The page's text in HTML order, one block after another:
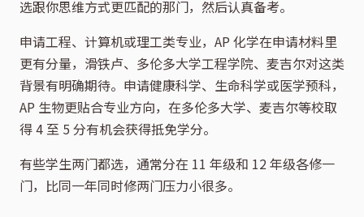
选跟你思维方式更匹配的那门，然后认真备考。
申请工程、计算机或理工类专业，AP 化学在申请材料里
更有分量，滑铁卢、多伦多大学工程学院、麦吉尔对这类
背景有明确期待。申请健康科学、生命科学或医学预科，
AP 生物更贴合专业方向，在多伦多大学、麦吉尔等校取
得 4 至 5 分有机会获得抵免学分。
有些学生两门都选，通常分在 11 年级和 12 年级各修一
门，比同一年同时修两门压力小很多。